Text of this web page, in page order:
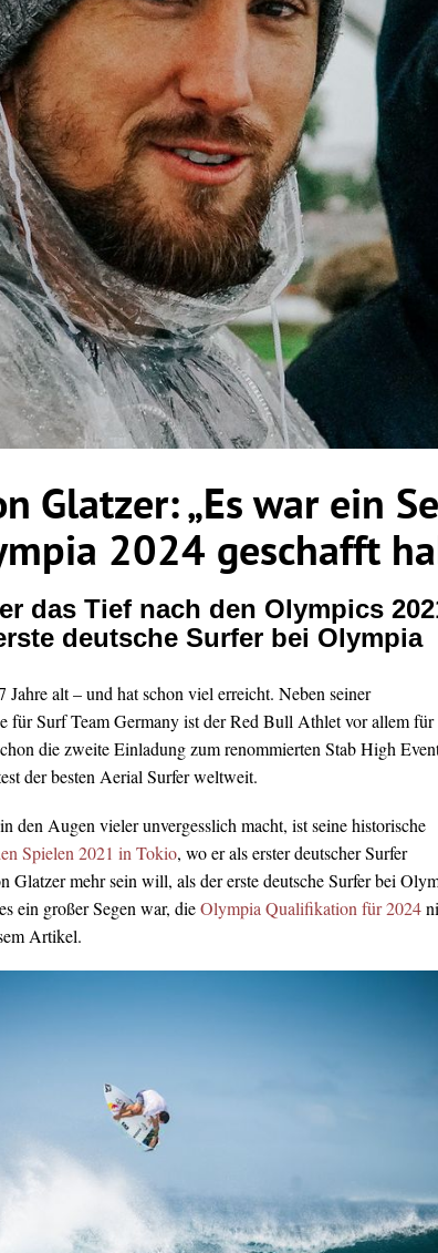
Glatzer: „Es war ein
2024 geschafft
das Tief nach den Olympics
deutsche Surfer bei Olympia
alt – und hat schon viel erreicht. Neben seiner
für Surf Team Germany ist der Red Bull Athlet vor allem für
die zweite Einladung zum renommierten Stab High
der besten Aerial Surfer weltweit.
den Augen vieler unvergesslich macht, ist seine historische
Spielen 2021 in Tokio, wo er als erster deutscher Surfer
Glatzer mehr sein will, als der erste deutsche Surfer bei
ein großer Segen war, dieOlympia Qualifikation für 2024
Artikel.